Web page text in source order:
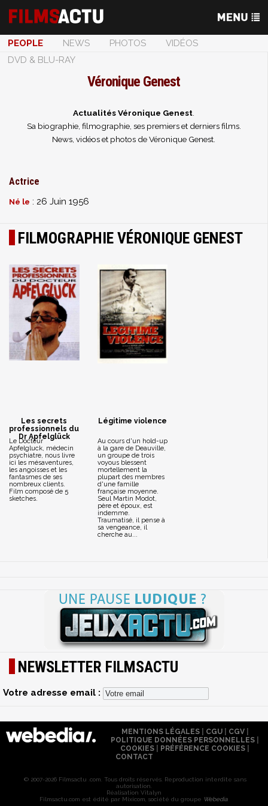
PEOPLE NEWS PHOTOS
VIDÉOS
DVD & BLU-RAY
Véronique Genest
Actualités Véronique Genest
Sa biographie, filmographie, ses premiers et derniers films.
News, vidéos et photos de Véronique Genest.
Actrice
Né le : 26 Juin 1956
FILMOGRAPHIE VÉRONIQUE GENEST
Les secrets
professionnels du
Dr Apfelglück
Le Docteur
Apfelgluck, médecin
psychiatre, nous livre
ici les mésaventures,
les angoisses et les
fantasmes de ses
nombreux clients.
Film composé de 5
sketches.
Légitime violence
Au cours d'un hold-up
à la gare de Deauville,
un groupe de trois
voyous blessent
mortellement la
plupart des membres
d'une famille
française moyenne.
Seul Martin Modot,
père et époux, est
indemme.
Traumatisé, il pense à
sa vengeance, il
cherche au...
NEWSLETTER FILMSACTU
Votre adresse email :
MENTIONS LÉGALES| CGU| CGV|
POLITIQUE DONNÉES PERSONNELLES
COOKIES
PRÉFÉRENCE COOKIES
CONTACT
© 2007-2026 Filmsactu .com. Tous droits réservés. Reproduction interdite sans
autorisation.
Réalisation Vitalyn
Filmsactu .com est édité par Mixicom, société du groupe Webedia.